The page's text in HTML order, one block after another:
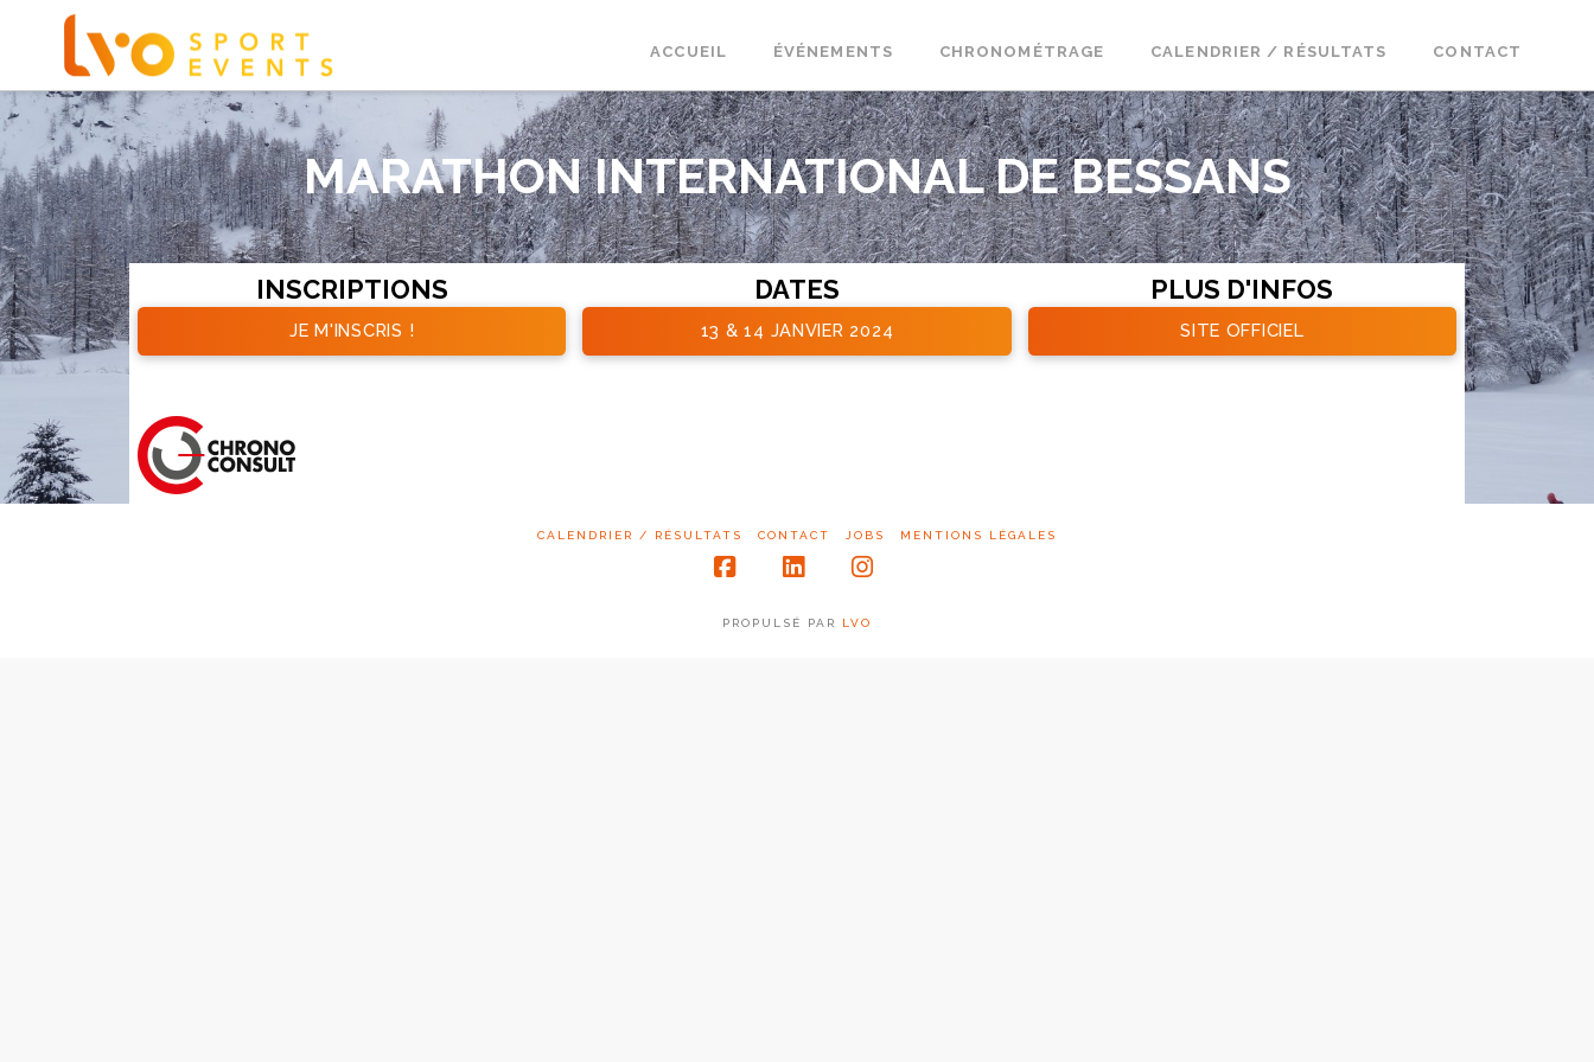
ACCUEIL ÉVÉNEMENTS CHRONOMÉTRAGE CALENDRIER / RÉSULTATS CONTACT
MARATHON INTERNATIONAL DE BESSANS
INSCRIPTIONS
JE M'INSCRIS !
DATES
13 & 14 JANVIER 2024
PLUS D'INFOS
SITE OFFICIEL
CALENDRIER / RÉSULTATS CONTACT JOBS MENTIONS LÉGALES
PROPULSÉ PAR LVO